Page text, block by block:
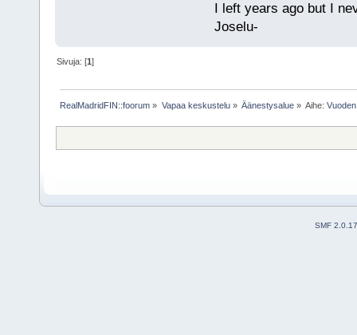
I left years ago but I
Joselu-
Sivuja: [1]
RealMadridFIN::foorum » Vapaa keskustelu» Äänestysalue» Aihe:
SMF 2.0.17